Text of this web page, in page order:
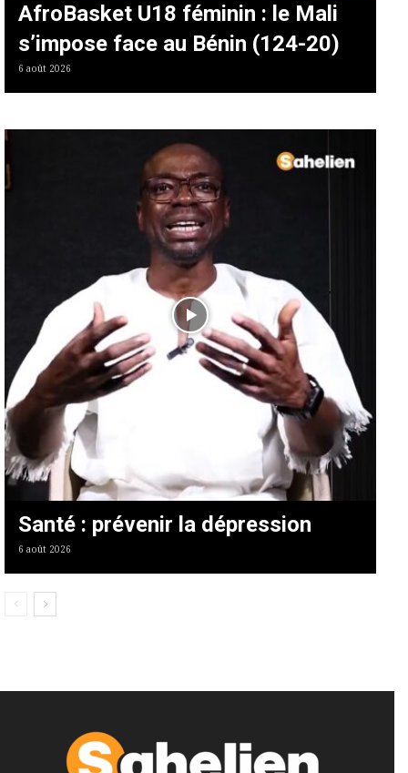
AfroBasket U18 féminin : le Mali
s’impose face au Bénin (124-20)
6 août 2026
Santé : prévenir la dépression
6 août 2026